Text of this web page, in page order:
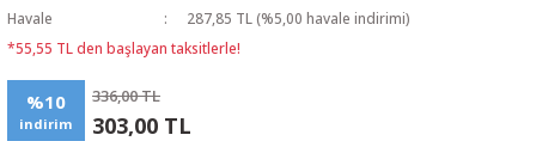
Havale
287,85 TL (%5,00 havale indirimi)
*55,55 TL den başlayan taksitlerle!
%10
indirim
336,00 TL
303,00 TL